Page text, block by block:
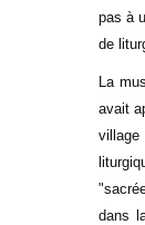
pas à
de
La
avait
dans